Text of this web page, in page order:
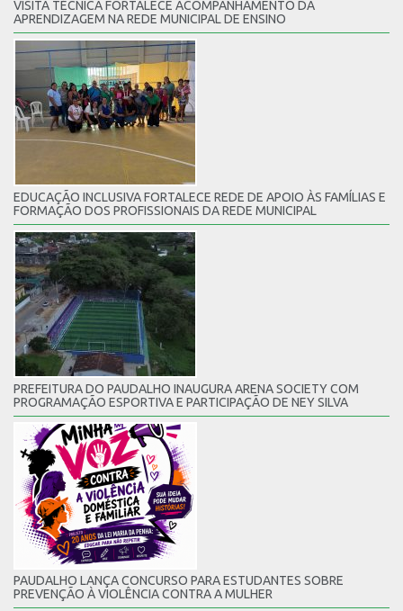
VISITA TÉCNICA FORTALECE ACOMPANHAMENTO DA
APRENDIZAGEM NA REDE MUNICIPAL DE ENSINO
EDUCAÇÃO INCLUSIVA FORTALECE REDE DE APOIO ÀS FAMÍLIAS E
FORMAÇÃO DOS PROFISSIONAIS DA REDE MUNICIPAL
PREFEITURA DO PAUDALHO INAUGURA ARENA SOCIETY COM
PROGRAMAÇÃO ESPORTIVA E PARTICIPAÇÃO DE NEY SILVA
PAUDALHO LANÇA CONCURSO PARA ESTUDANTES SOBRE
PREVENÇÃO À VIOLÊNCIA CONTRA A MULHER